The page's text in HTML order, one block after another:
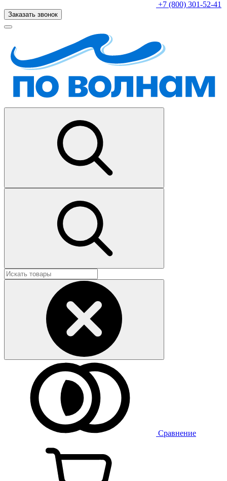
+7 (800) 301-52-41
Заказать звонок
Сравнение